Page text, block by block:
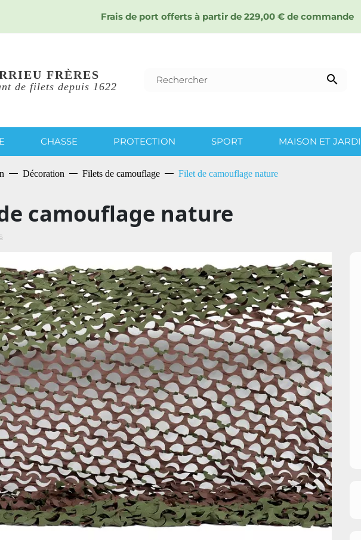
Frais de port offerts à partir de 229,00 € de commande
FRÈRES
de filets depuis 1622 
CHASSE PROTECTION SPORT MAISON ET
Décoration Filets de camouflage Filet de camouflage nature
camouflage nature